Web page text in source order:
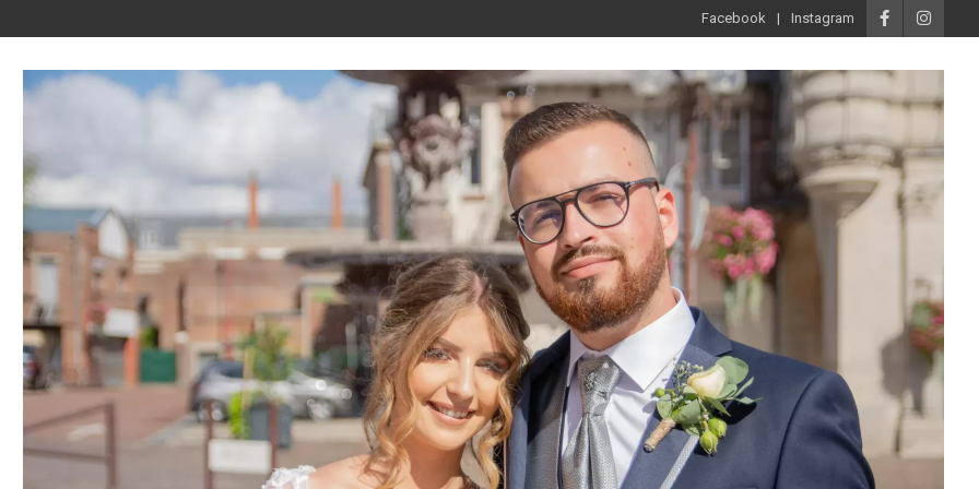
Facebook Instagram